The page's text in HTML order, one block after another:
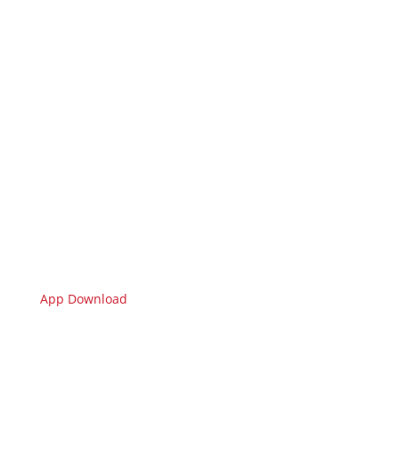
App Download